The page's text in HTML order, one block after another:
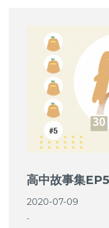
高中故事集
2020-07-09
-